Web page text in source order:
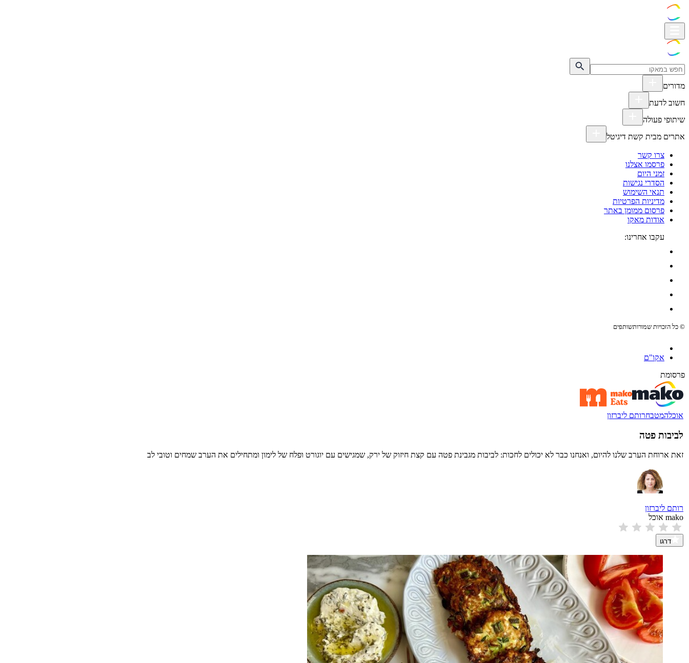
מדורים
חשוב לדעת
שיתופי פעולה
אתרים מבית קשת דיגיטל
צרו קשר
פרסמו אצלנו
זמני היום
הסדרי נגישות
תנאי השימוש
מדיניות הפרטיות
פרסום ממומן באתר
אודות מאקו
עקבו אחרינו:
© כל הזכויות שמורותשותפים
אקו"ם
פרסומת
אוכלהמטבחרותם ליברזון
לביבות פטה
זאת ארוחת הערב שלנו להיום, ואנחנו כבר לא יכולים לחכות: לביבות מגבינת פטה עם קצת חיזוק של ירק, שמגישים עם יוגורט ופלח של לימון ומתחילים את הערב שמחים וטובי לב
רותם ליברזון
mako אוכל
דרגו